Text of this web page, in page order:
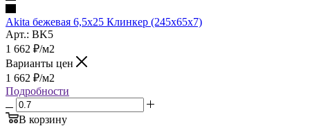
Akita бежевая 6,5х25 Клинкер (245x65x7)
Арт.: BK5
1 662 ₽/м2
Варианты цен
1 662 ₽/м2
Подробности
В корзину